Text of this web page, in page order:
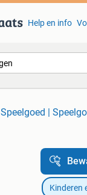
Help en info
Speelgoed |
Kinderen